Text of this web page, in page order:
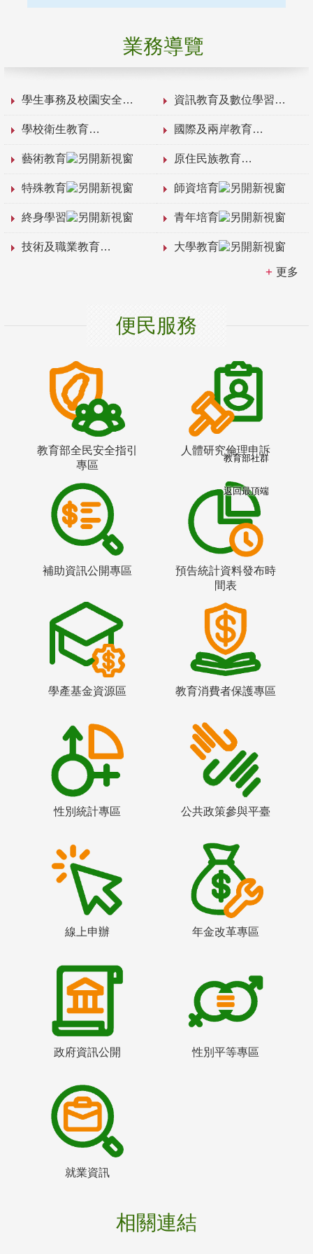
業務導覽
學生事務及校園安全 資訊教育及數位學習
學校衛生教育 國際及兩岸教育
藝術教育 原住民族教育
特殊教育 師資培育
終身學習 青年培育
技術及職業教育 大學教育
更多
便民服務
教育部全民安全指引
專區
人體研究倫理申訴
補助資訊公開專區
預告統計資料發布時
間表
學產基金資源區 教育消費者保護專區
性別統計專區 公共政策參與平臺
線上申辦 年金改革專區
政府資訊公開 性別平等專區
就業資訊
相關連結
教育部社群
返回最頂端